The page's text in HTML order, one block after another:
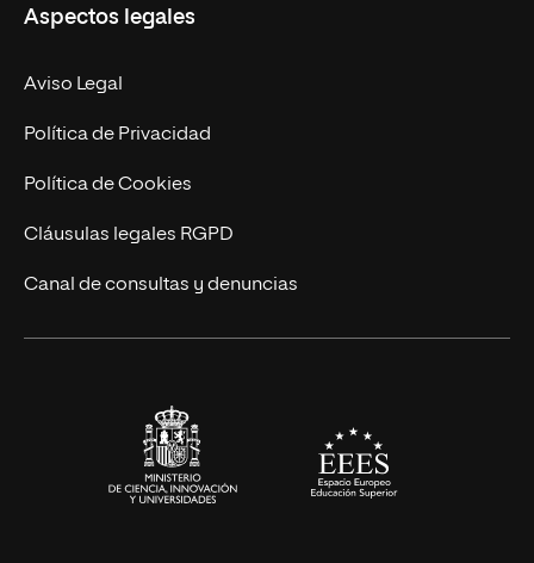
Doctorados
Experto Universitario
Postgrados
Cursos Universitarios
Facultades
Nuestro Equipo
Trabaja en UNIR
Actualidad
UNIR Revista
Eventos
Aspectos legales
Aviso Legal
Política de Privacidad
Política de Cookies
Cláusulas legales RGPD
Canal de consultas y denuncias